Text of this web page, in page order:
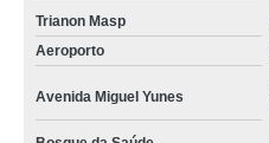
Trianon Masp
Aeroporto
Avenida Miguel Yunes